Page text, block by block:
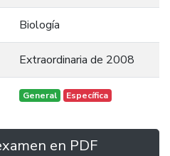
Biología
Extraordinaria de 2008
General Específica
en PDF